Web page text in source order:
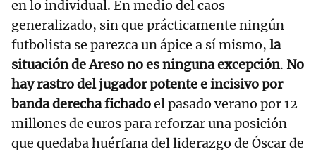
en lo individual. En medio del caos
generalizado, sin que prácticamente ningún
futbolista se parezca un ápice a sí mismo, la
situación de Areso no es ninguna excepción. No
hay rastro del jugador potente e incisivo por
banda derecha fichadoel pasado verano por 12
millones de euros para reforzar una posición
que quedaba huérfana del liderazgo de Óscar de